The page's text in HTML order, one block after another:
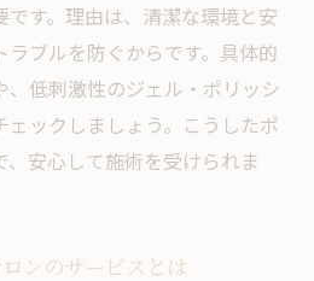
す。理由は、清潔な環境と安
ブルを防ぐからです。具体的
、低刺激性のジェル・ポリッシ
ェックしましょう。こうしたポ
安心して施術を受けられま
ンのサービスとは